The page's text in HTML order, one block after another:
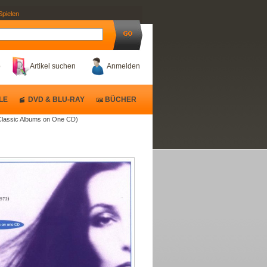
Anmelden
Artikel suchen
Albums on One CD)
DVD & BLU-RAY BÜCHER